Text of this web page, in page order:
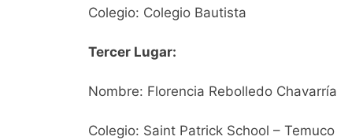
Colegio: Colegio Bautista
Tercer Lugar:
Nombre: Florencia Rebolledo Chavarría
Colegio: Saint Patrick School – Temuco